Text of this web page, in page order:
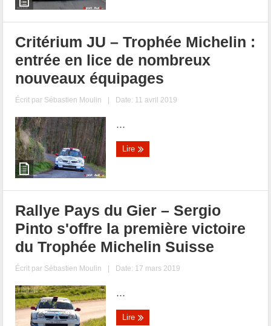
Critérium JU – Trophée Michelin :
entrée en lice de nombreux
nouveaux équipages
Écrit par Sébastien Moulin | Date: 11 avril 2019
...
Lire
Rallye Pays du Gier – Sergio
Pinto s'offre la première victoire
du Trophée Michelin Suisse
Écrit par Sébastien Moulin | Date: 17 mars 2019
...
Lire